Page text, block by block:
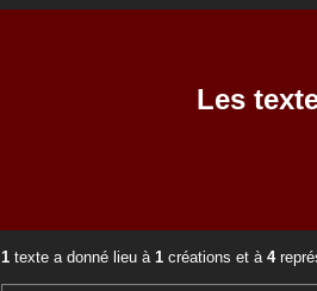
Les
1 texte a donné lieu à 1 créations et à 4